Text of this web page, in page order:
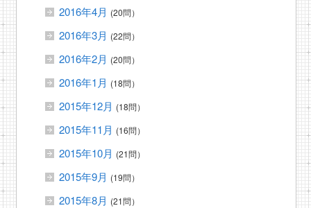
2016年4月 (20問）
2016年3月 (22問）
2016年2月 (20問）
2016年1月 (18問）
2015年12月 (18問）
2015年11月 (16問）
2015年10月 (21問）
2015年9月 (19問）
2015年8月 (21問）